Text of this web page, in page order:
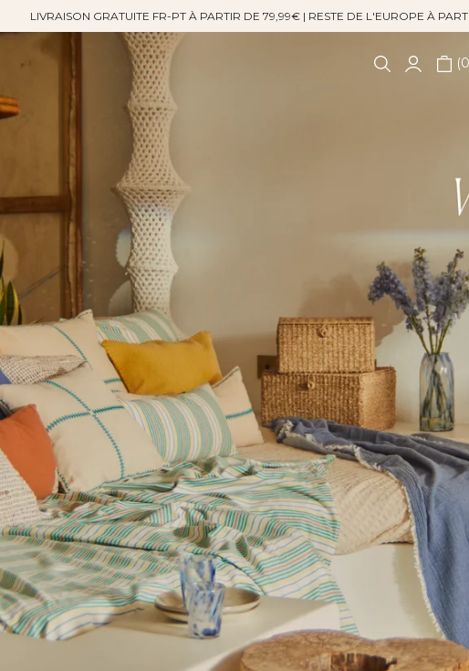
LIVRAISON GRATUITE FR-PT À PARTIR DE 79,99€ | RESTE DE L'EUROPE À